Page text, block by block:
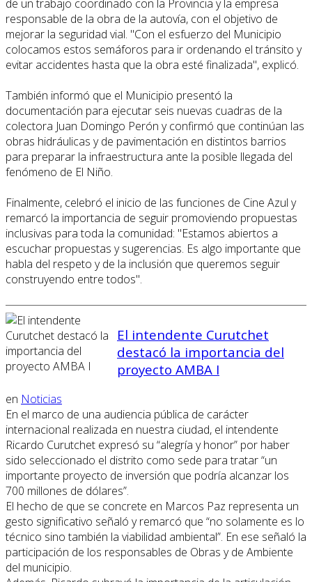
de un trabajo coordinado con la Provincia y la empresa
responsable de la obra de la autovía, con el objetivo de
mejorar la seguridad vial. "Con el esfuerzo del Municipio
colocamos estos semáforos para ir ordenando el tránsito y
evitar accidentes hasta que la obra esté finalizada", explicó.
También informó que el Municipio presentó la
documentación para ejecutar seis nuevas cuadras de la
colectora Juan Domingo Perón y confirmó que continúan las
obras hidráulicas y de pavimentación en distintos barrios
para preparar la infraestructura ante la posible llegada del
fenómeno de El Niño.
Finalmente, celebró el inicio de las funciones de Cine Azul y
remarcó la importancia de seguir promoviendo propuestas
inclusivas para toda la comunidad: "Estamos abiertos a
escuchar propuestas y sugerencias. Es algo importante que
habla del respeto y de la inclusión que queremos seguir
construyendo entre todos".
El intendente Curutchet
destacó la importancia del
proyecto AMBA I
en Noticias
En el marco de una audiencia pública de carácter
internacional realizada en nuestra ciudad, el intendente
Ricardo Curutchet expresó su “alegría y honor” por haber
sido seleccionado el distrito como sede para tratar “un
importante proyecto de inversión que podría alcanzar los
700 millones de dólares”.
El hecho de que se concrete en Marcos Paz representa un
gesto significativo señaló y remarcó que “no solamente es lo
técnico sino también la viabilidad ambiental”. En ese señaló la
participación de los responsables de Obras y de Ambiente
del municipio.